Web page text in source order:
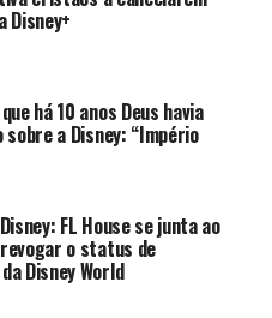
Disney+
há 10 anos Deus havia
sobre a Disney: “Império
FL House se junta ao
o status de
Disney World